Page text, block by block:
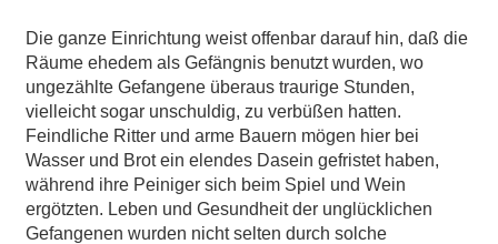
Die ganze Einrichtung weist offenbar darauf hin, daß die
Räume ehedem als Gefängnis benutzt wurden, wo
ungezählte Gefangene überaus traurige Stunden,
vielleicht sogar unschuldig, zu verbüßen hatten.
Feindliche Ritter und arme Bauern mögen hier bei
Wasser und Brot ein elendes Dasein gefristet haben,
während ihre Peiniger sich beim Spiel und Wein
ergötzten. Leben und Gesundheit der unglücklichen
Gefangenen wurden nicht selten durch solche